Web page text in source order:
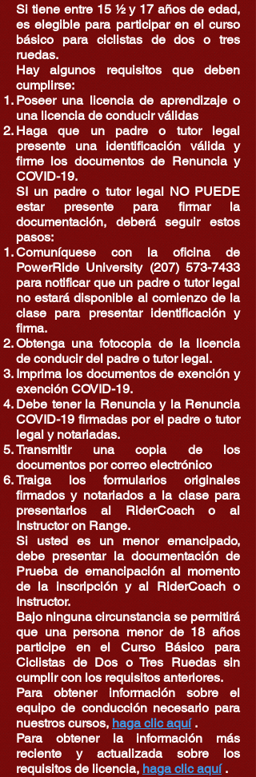
Si tiene entre 15 ½ y 17 años de edad,
es elegible para participar en el curso
básico para ciclistas de dos o tres
ruedas.
Hay algunos requisitos que deben
cumplirse:
Poseer una licencia de aprendizaje o
una licencia de conducir válidas
Haga que un padre o tutor legal
presente una identificación válida y
firme los documentos de Renuncia y
COVID-19.
SI un padre o tutor legal NO PUEDE
estar presente para firmar la
documentación, deberá seguir estos
pasos:
Comuníquese con la oficina de
PowerRide University (207) 573-7433
para notificar que un padre o tutor legal
no estará disponible al comienzo de la
clase para presentar identificación y
firma.
Obtenga una fotocopia de la licencia
de conducir del padre o tutor legal.
Imprima los documentos de exención y
exención COVID-19.
Debe tener la Renuncia y la Renuncia
COVID-19 firmadas por el padre o tutor
legal y notariadas.
Transmitir una copia de los
documentos por correo electrónico
Traiga los formularios originales
firmados y notariados a la clase para
presentarlos al RiderCoach o al
Instructor on Range.
Si usted es un menor emancipado,
debe presentar la documentación de
Prueba de emancipación al momento
de la inscripción y al RiderCoach o
Instructor.
Bajo ninguna circunstancia se permitirá
que una persona menor de 18 años
participe en el Curso Básico para
Ciclistas de Dos o Tres Ruedas sin
cumplir con los requisitos anteriores.
Para obtener información sobre el
equipo de conducción necesario para
nuestros cursos, haga clic aquí.
Para obtener la información más
reciente y actualizada sobre los
requisitos de licencia, haga clic aquí.